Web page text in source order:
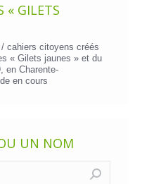
« GILETS
cahiers citoyens créés
« Gilets jaunes » et du
en Charente-
en cours
UN NOM